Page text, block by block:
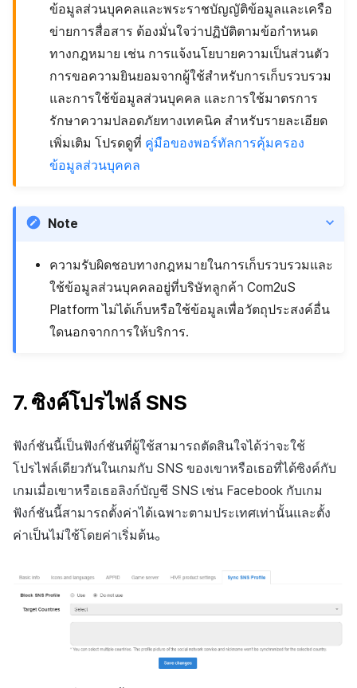
ข้อมูลส่วนบุคคลและพระราชบัญญัติข้อมูลและเครือ
ข่ายการสื่อสาร ต้องมั่นใจว่าปฏิบัติตามข้อกำหนด
ทางกฎหมาย เช่น การแจ้งนโยบายความเป็นส่วนตัว
การขอความยินยอมจากผู้ใช้สำหรับการเก็บรวบรวม
และการใช้ข้อมูลส่วนบุคคล และการใช้มาตรการ
รักษาความปลอดภัยทางเทคนิค สำหรับรายละเอียด
เพิ่มเติม โปรดดูที่ คู่มือของพอร์ทัลการคุ้มครอง
ข้อมูลส่วนบุคคล
Note
ความรับผิดชอบทางกฎหมายในการเก็บรวบรวมและ
ใช้ข้อมูลส่วนบุคคลอยู่ที่บริษัทลูกค้า Com2uS
Platform ไม่ได้เก็บหรือใช้ข้อมูลเพื่อวัตถุประสงค์อื่น
ใดนอกจากการให้บริการ.
7. ซิงค์โปรไฟล์ SNS
ฟังก์ชันนี้เป็นฟังก์ชันที่ผู้ใช้สามารถตัดสินใจได้ว่าจะใช้
โปรไฟล์เดียวกันในเกมกับ SNS ของเขาหรือเธอที่ได้ซิงค์กับ
เกมเมื่อเขาหรือเธอลิงก์บัญชี SNS เช่น Facebook กับเกม
ฟังก์ชันนี้สามารถตั้งค่าได้เฉพาะตามประเทศเท่านั้นและตั้ง
ค่าเป็นไม่ใช้โดยค่าเริ่มต้น。